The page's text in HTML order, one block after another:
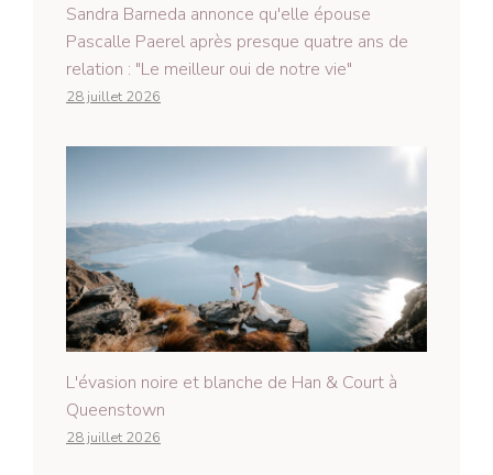
Sandra Barneda annonce qu'elle épouse
Pascalle Paerel après presque quatre ans de
relation : "Le meilleur oui de notre vie"
28 juillet 2026
L'évasion noire et blanche de Han & Court à
Queenstown
28 juillet 2026